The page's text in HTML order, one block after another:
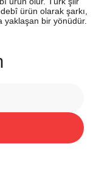
ürün olarak şarkı,
yaklaşan bir yönüdür.